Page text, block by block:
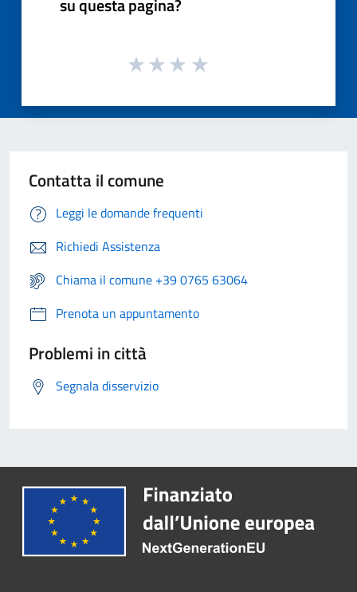
Contatta il comune
Leggi le domande frequenti
Richiedi Assistenza
Chiama il comune +39 0765 63064
Prenota un appuntamento
Problemi in città
Segnala disservizio